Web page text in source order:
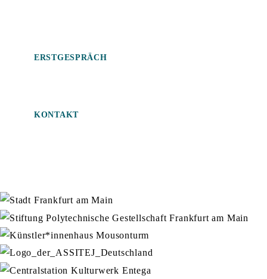
ERSTGESPRÄCH
KONTAKT